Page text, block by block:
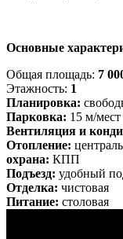
Основные
Общая площадь: 7
Этажность: 1
Планировка:
Парковка: 15 м/мест
Вентиляция и
Отопление:
охрана: КПП
Подъезд: удобный
Отделка: чистовая
Питание: столовая